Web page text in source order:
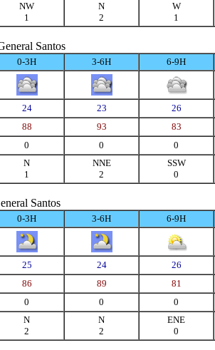
NW
1
N
2
W
1
Santos
0-3H 3-6H
6-9H
24 23
26
88 93
83
0 0 0
N
1
NNE
2
SSW
0
Santos
0-3H 3-6H
6-9H
25 24
26
86 89
81
0 0 0
N
2
N
2
ENE
0